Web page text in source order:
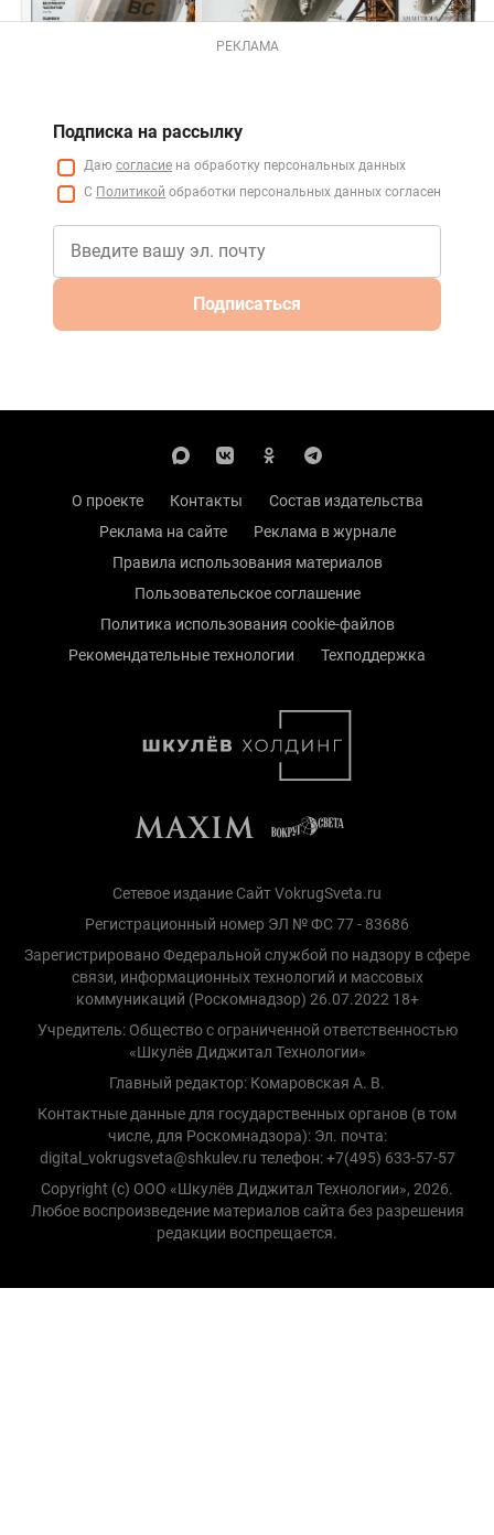
РЕКЛАМА
Подписка на рассылку
Даю согласие на обработку персональных данных
С Политикой обработки персональных данных согласен
Подписаться
О проекте Контакты
Состав издательства
Реклама на сайте
Реклама в журнале
Правила использования материалов
Пользовательское соглашение
Политика использования cookie-файлов
Рекомендательные технологии
Техподдержка
Сетевое издание Сайт VokrugSveta.ru
Регистрационный номер ЭЛ № ФС 77 - 83686
Зарегистрировано Федеральной службой по надзору в сфере
связи, информационных технологий и массовых
коммуникаций (Роскомнадзор) 26.07.2022 18+
Учредитель: Общество с ограниченной ответственностью
«Шкулёв Диджитал Технологии»
Главный редактор: Комаровская А. В.
Контактные данные для государственных органов (в том
числе, для Роскомнадзора): Эл. почта:
digital_vokrugsveta@shkulev.ru телефон: +7(495) 633-57-57
Copyright (с) ООО «Шкулёв Диджитал Технологии», 2026.
Любое воспроизведение материалов сайта без разрешения
редакции воспрещается.